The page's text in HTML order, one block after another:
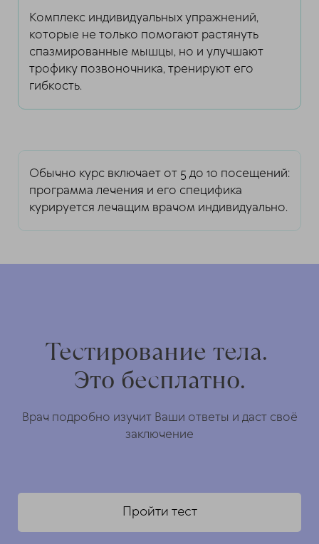
Комплекс индивидуальных упражнений,
которые не только помогают растянуть
спазмированные мышцы, но и улучшают
трофику позвоночника, тренируют его
гибкость.
Обычно курс включает от 5 до 10 посещений:
программа лечения и его специфика
курируется лечащим врачом индивидуально.
Тестирование тела.
Это бесплатно.
Врач подробно изучит Ваши ответы и даст своё
заключение
Пройти тест